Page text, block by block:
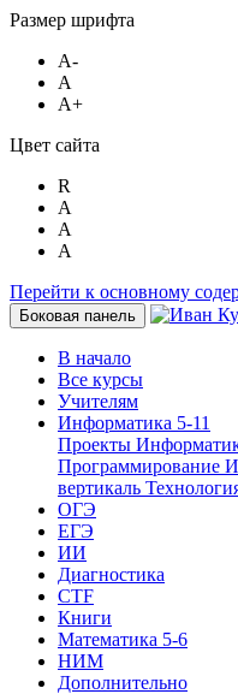
Размер шрифта
A-
A
A+
Цвет сайта
R
A
A
A
Перейти к основному
Боковая панель
В начало
Все курсы
Учителям
Информатика 5-11
Проекты
Программирование
вертикаль
ОГЭ
ЕГЭ
ИИ
Диагностика
CTF
Книги
Математика 5-6
НИМ
Дополнительно